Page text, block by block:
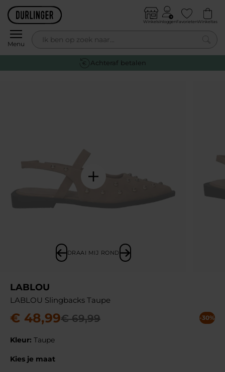
Skip to content
Menu
WinkelsInloggenFavorietenWinkeltas
0
Gratis retourneren
DRAAI MIJ ROND
LABLOU
LABLOU Slingbacks Taupe
€ 48,99€ 69,99 -30%
Kleur: Taupe
Kies je maat